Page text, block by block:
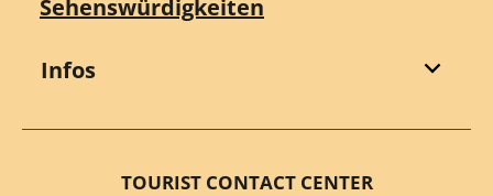
Sehenswürdigkeiten
Infos
TOURIST CONTACT CENTER